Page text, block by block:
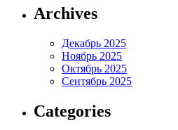
Archives
Декабрь 2025
Ноябрь 2025
Октябрь 2025
Сентябрь 2025
Categories